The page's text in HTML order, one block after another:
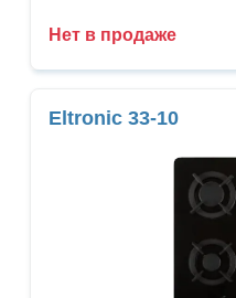
Нет в продаже
Eltronic 33-10